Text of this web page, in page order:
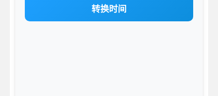
转换时间